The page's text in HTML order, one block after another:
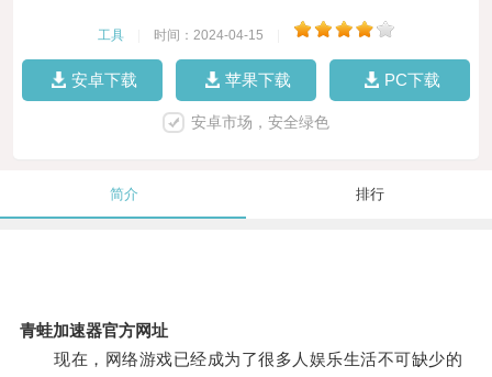
工具 时间：2024-04-15
安卓下载 苹果下载 PC下载
安卓市场，安全绿色
简介 排行
青蛙加速器官方网址
现在，网络游戏已经成为了很多人娱乐生活不可缺少的